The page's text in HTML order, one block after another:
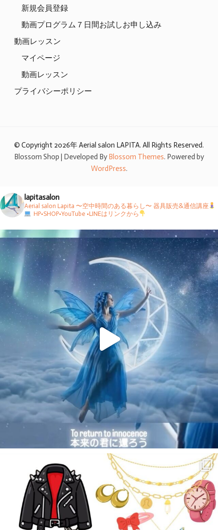
新規会員登録
動画プログラム７日間お試しお申し込み
動画レッスン
マイページ
動画レッスン
プライバシーポリシー
© Copyright 2026年Aerial salon LAPITA. All Rights Reserved.
Blossom Shop | Developed ByBlossom Themes. Powered by
WordPress.
lapitasalon
Aerial salon Lapita 〜空中時間のある暮らし〜 器具販売&通信講座
HP•SHOP•YouTube •LINEはリンクから